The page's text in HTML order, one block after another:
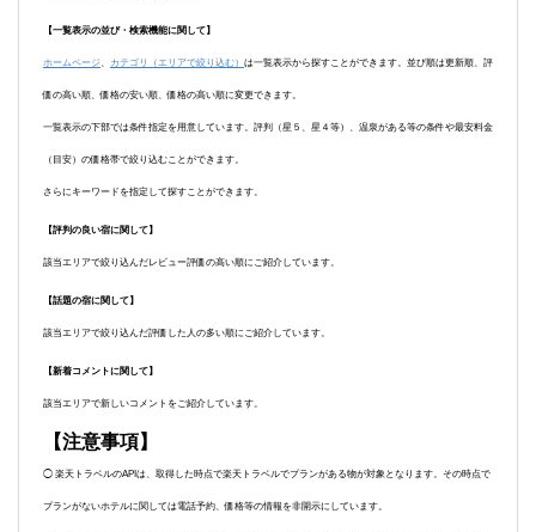
【一覧表示の並び・検索機能に関して】
ホームページ 、 カテゴリ（エリアで絞り込む） は一覧表示から探すことができます。並び順は更新順、評
価の高い順、価格の安い順、価格の高い順に変更できます。
一覧表示の下部では条件指定を用意しています。評判（星５、星４等）、温泉がある等の条件や最安料金
（目安）の価格帯で絞り込むことができます。
さらにキーワードを指定して探すことができます。
【評判の良い宿に関して】
該当エリアで絞り込んだレビュー評価の高い順にご紹介しています。
【話題の宿に関して】
該当エリアで絞り込んだ評価した人の多い順にご紹介しています。
【新着コメントに関して】
該当エリアで新しいコメントをご紹介しています。
【注意事項】
◯ 楽天トラベルのAPIは、取得した時点で楽天トラベルでプランがある物が対象となります。その時点で
プランがないホテルに関しては電話予約、価格等の情報を非開示にしています。